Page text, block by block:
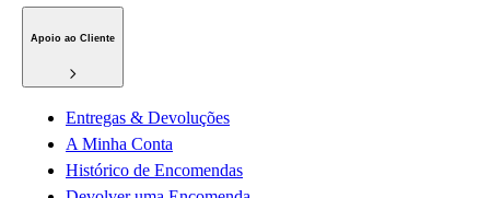
Apoio ao Cliente
Entregas & Devoluções
A Minha Conta
Histórico de Encomendas